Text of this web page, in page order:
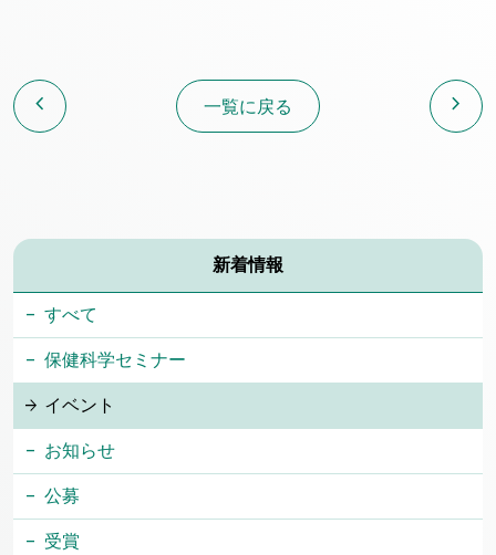
chevron_left 一覧に戻る chevron_right
新着情報
すべて
保健科学セミナー
イベント
お知らせ
公募
受賞